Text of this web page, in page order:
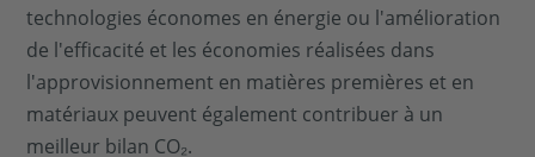
technologies économes en énergie ou l'amélioration
de l'efficacité et les économies réalisées dans
l'approvisionnement en matières premières et en
matériaux peuvent également contribuer à un
meilleur bilan CO₂.